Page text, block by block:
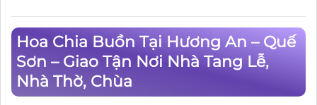
Hoa Chia Buồn Tại Hương An – Quế
Sơn – Giao Tận Nơi Nhà Tang Lễ,
Nhà Thờ, Chùa